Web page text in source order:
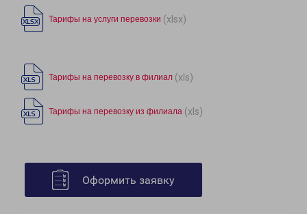
Тарифы на услуги перевозки (xlsx)
Тарифы на перевозку в филиал (xls)
Тарифы на перевозку из филиала (xls)
Оформить заявку